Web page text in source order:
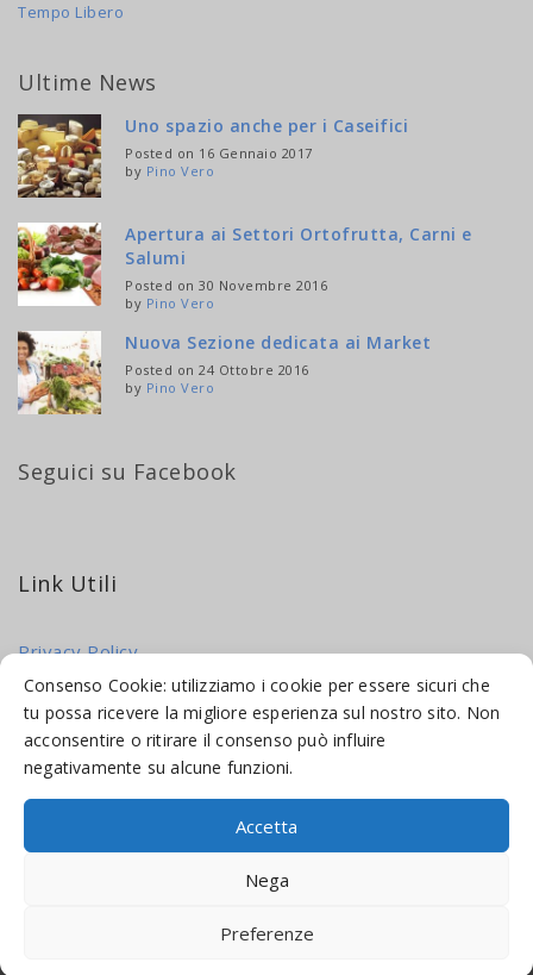
Consenso Cookie: utilizziamo i cookie per essere sicuri che
tu possa ricevere la migliore esperienza sul nostro sito. Non
acconsentire o ritirare il consenso può influire
negativamente su alcune funzioni.
Accetta
Nega
Preferenze
Tempo Libero
Ultime News
Uno spazio anche per i Caseifici
Posted on 16 Gennaio 2017
by Pino Vero
Apertura ai Settori Ortofrutta, Carni e
Salumi
Posted on 30 Novembre 2016
by Pino Vero
Nuova Sezione dedicata ai Market
Posted on 24 Ottobre 2016
by Pino Vero
Seguici su Facebook
Link Utili
Privacy Policy
Cookie Policy
MADE WEB SOLUTIONS